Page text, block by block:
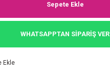
Sepete Ekle
WHATSAPPTAN SİPARİŞ VER